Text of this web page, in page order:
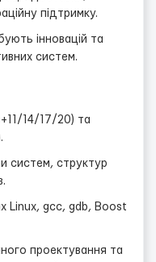
підтримку.
інновацій та
систем.
14/17/20) та
систем, структур
Linux, gcc, gdb, Boost
проектування та